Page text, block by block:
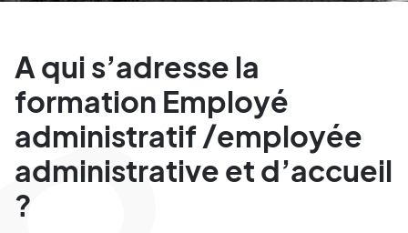
A qui s’adresse la
formation Employé
administratif /employée
administrative et d’accueil
?